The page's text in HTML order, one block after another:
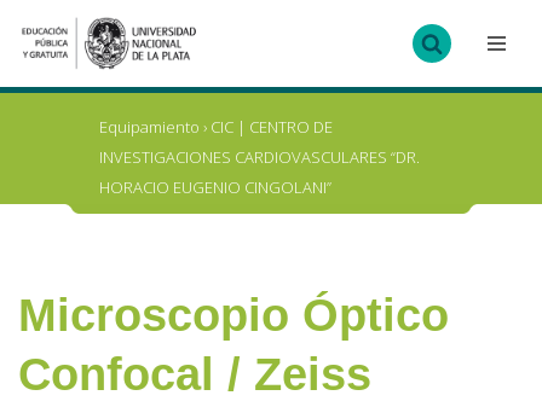
Ir
al
Equipamiento › CIC | CENTRO DE
INVESTIGACIONES CARDIOVASCULARES “DR.
HORACIO EUGENIO CINGOLANI”
Microscopio Óptico
Confocal / Zeiss